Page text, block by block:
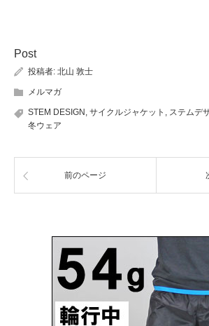
Post
投稿者: 北山 敦士
メルマガ
STEM DESIGN , サイクルジャケット , ステムデ
冬ウェア
前のページ